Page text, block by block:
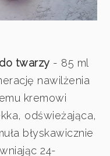
twarzy - 85 ml
nawilżenia
kremowi
odświeżająca,
błyskawicznie
24-